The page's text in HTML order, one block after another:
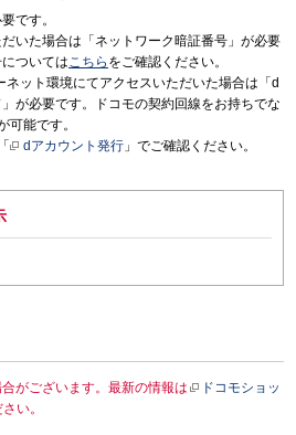
です。
いた場合は「ネットワーク暗証番号」が必要
ついてはこちら をご確認ください。
ット環境にてアクセスいただいた場合は「d
が必要です。ドコモの契約回線をお持ちでな
可能です。
dアカウント発行 」でご確認ください。
がございます。最新の情報は
ドコモショッ
い。